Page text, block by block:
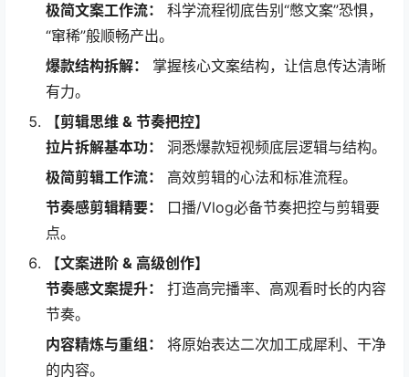
极简文案工作流：​
​ 科学流程彻底告别“憋文案”恐惧，
“窜稀”般顺畅产出。
爆款结构拆解：​
​ 掌握核心文案结构，让信息传达清晰
有力。
​【剪辑思维 & 节奏把控】​
拉片拆解基本功：​
​ 洞悉爆款短视频底层逻辑与结构。
极简剪辑工作流：​
​ 高效剪辑的心法和标准流程。
节奏感剪辑精要：​
​ 口播/Vlog必备节奏把控与剪辑要
点。
​【文案进阶 & 高级创作】​
节奏感文案提升：​
​ 打造高完播率、高观看时长的内容
节奏。
内容精炼与重组：​
​ 将原始表达二次加工成犀利、干净
的内容。